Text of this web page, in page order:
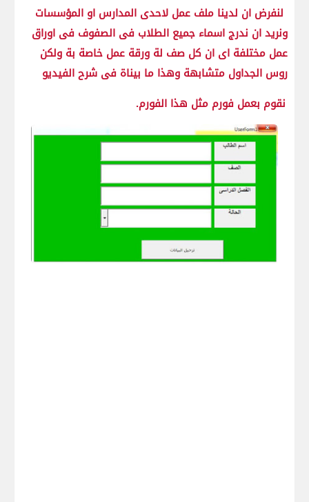
لنفرض ان لدينا ملف عمل لاحدى المدارس او المؤسسات
ونريد ان ندرج اسماء جميع الطلاب فى الصفوف فى اوراق
عمل مختلفة اى ان كل صف لة ورقة عمل خاصة بة ولكن
روس الجداول متشابهة وهذا ما بيناة فى شرح الفيديو
نقوم بعمل فورم مثل هذا الفورم.